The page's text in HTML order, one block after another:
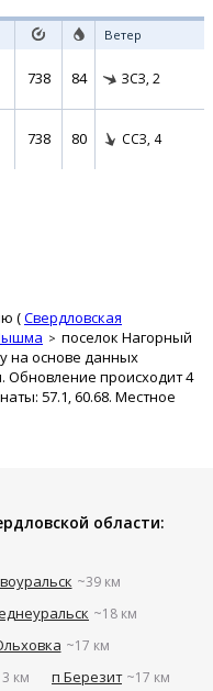
Ветер
738 84 ЗСЗ, 2
738 80 ССЗ, 4
(Свердловская
поселок Нагорный
на основе данных
Обновление происходит 4
57.1, 60.68. Местное
области:
~39 км
~18 км
~17 км
км п Березит ~17 км